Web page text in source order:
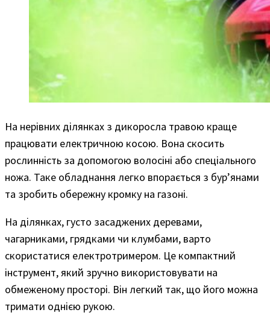
На нерівних ділянках з дикоросла травою краще
працювати електричною косою. Вона скосить
рослинність за допомогою волосіні або спеціального
ножа. Таке обладнання легко впорається з бур’янами
та зробить обережну кромку на газоні.
На ділянках, густо засаджених деревами,
чагарниками, грядками чи клумбами, варто
скористатися електротримером. Це компактний
інструмент, який зручно використовувати на
обмеженому просторі. Він легкий так, що його можна
тримати однією рукою.